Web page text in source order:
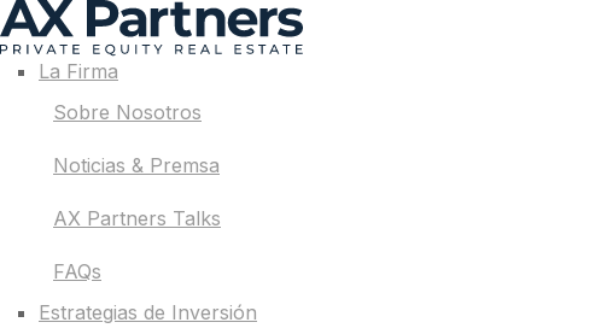
La Firma
Sobre Nosotros
Noticias & Premsa
AX Partners Talks
FAQs
Estrategias de Inversión